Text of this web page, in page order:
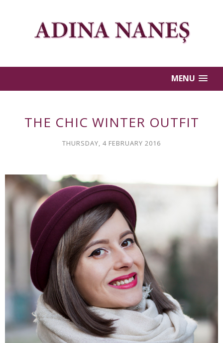
MENU
THE CHIC WINTER OUTFIT
THURSDAY, 4 FEBRUARY 2016